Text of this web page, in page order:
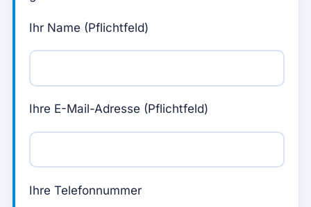
Ihr Name (Pflichtfeld)
Ihre E-Mail-Adresse (Pflichtfeld)
Ihre Telefonnummer